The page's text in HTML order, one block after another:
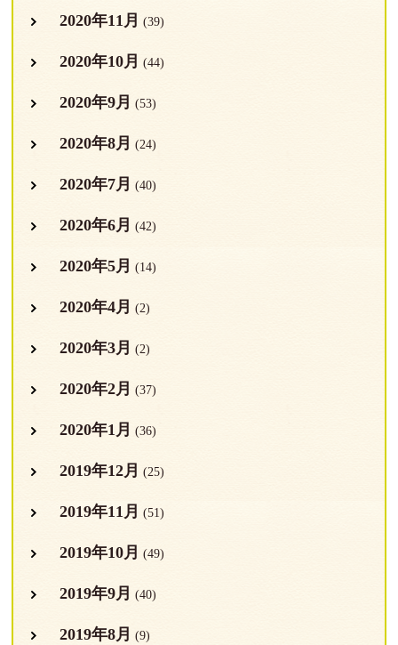
2020年11月 (39)
2020年10月 (44)
2020年9月 (53)
2020年8月 (24)
2020年7月 (40)
2020年6月 (42)
2020年5月 (14)
2020年4月 (2)
2020年3月 (2)
2020年2月 (37)
2020年1月 (36)
2019年12月 (25)
2019年11月 (51)
2019年10月 (49)
2019年9月 (40)
2019年8月 (9)